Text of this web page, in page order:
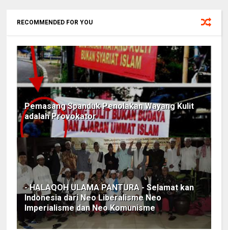
RECOMMENDED FOR YOU
Pemasang Spanduk Penolakan Wayang Kulit
adalah Provokator
- HALAQOH ULAMA PANTURA - Selamat kan
Indonesia dari Neo Liberalisme Neo
Imperialisme dan Neo Komunisme